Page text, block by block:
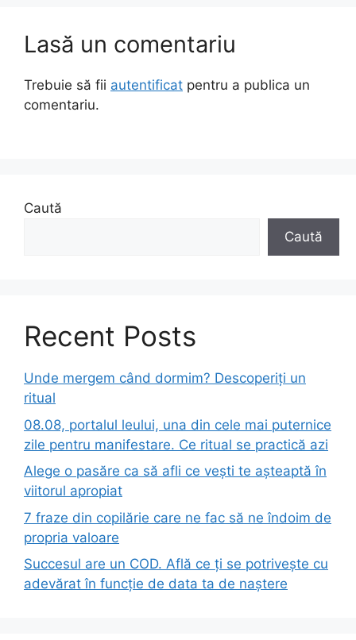
Lasă un comentariu
Trebuie să fii autentificat pentru a publica un
comentariu.
Caută
Caută
Recent Posts
Unde mergem când dormim? Descoperiți un
ritual
08.08, portalul leului, una din cele mai puternice
zile pentru manifestare. Ce ritual se practică azi
Alege o pasăre ca să afli ce vești te așteaptă în
viitorul apropiat
7 fraze din copilărie care ne fac să ne îndoim de
propria valoare
Succesul are un COD. Află ce ți se potrivește cu
adevărat în funcție de data ta de naștere